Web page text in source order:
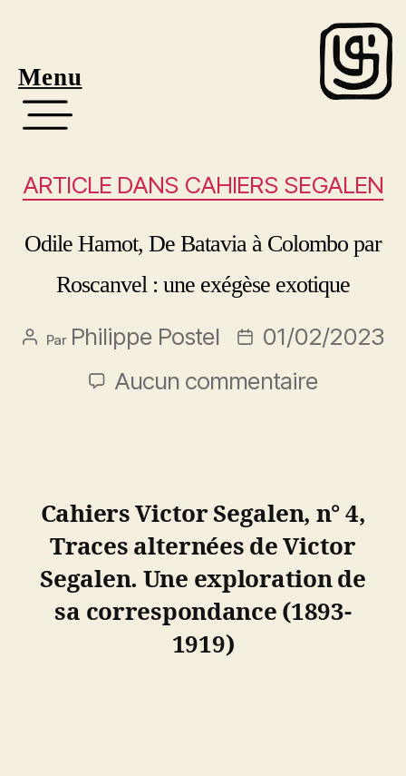
Menu
ARTICLE DANS CAHIERS SEGALEN
Odile Hamot, De Batavia à Colombo par
Roscanvel : une exégèse exotique
Par Philippe Postel
01/02/2023
Aucun commentaire
Cahiers Victor Segalen, n° 4,
Traces alternées de Victor
Segalen. Une exploration de
sa correspondance (1893-
1919)